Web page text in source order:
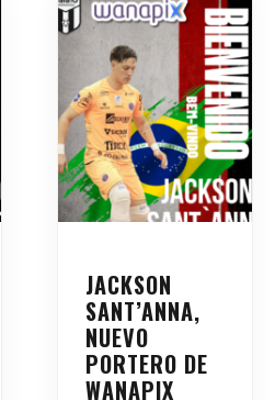
JACKSON
SANT’ANNA,
NUEVO
PORTERO DE
WANAPIX